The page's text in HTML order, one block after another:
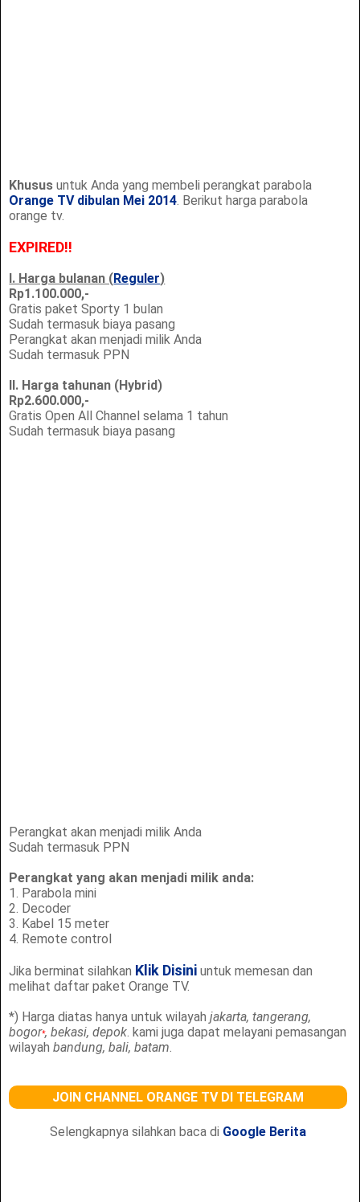
Khusus untuk Anda yang membeli perangkat parabola
Orange TV dibulan Mei 2014. Berikut harga parabola
orange tv.
EXPIRED!!
I. Harga bulanan (Reguler)
Rp1.100.000,-
Gratis paket Sporty 1 bulan
Sudah termasuk biaya pasang
Perangkat akan menjadi milik Anda
Sudah termasuk PPN
II. Harga tahunan (Hybrid)
Rp2.600.000,-
Gratis Open All Channel selama 1 tahun
Sudah termasuk biaya pasang
Perangkat akan menjadi milik Anda
Sudah termasuk PPN
Perangkat yang akan menjadi milik anda:
1. Parabola mini
2. Decoder
3. Kabel 15 meter
4. Remote control
Jika berminat silahkan Klik Disini untuk memesan dan
melihat daftar paket Orange TV.
*) Harga diatas hanya untuk wilayahjakarta, tangerang,
bogor*, bekasi, depok. kami juga dapat melayani pemasangan
wilayahbandung, bali, batam.
JOIN CHANNEL ORANGE TV DI TELEGRAM
Selengkapnya silahkan baca di Google Berita